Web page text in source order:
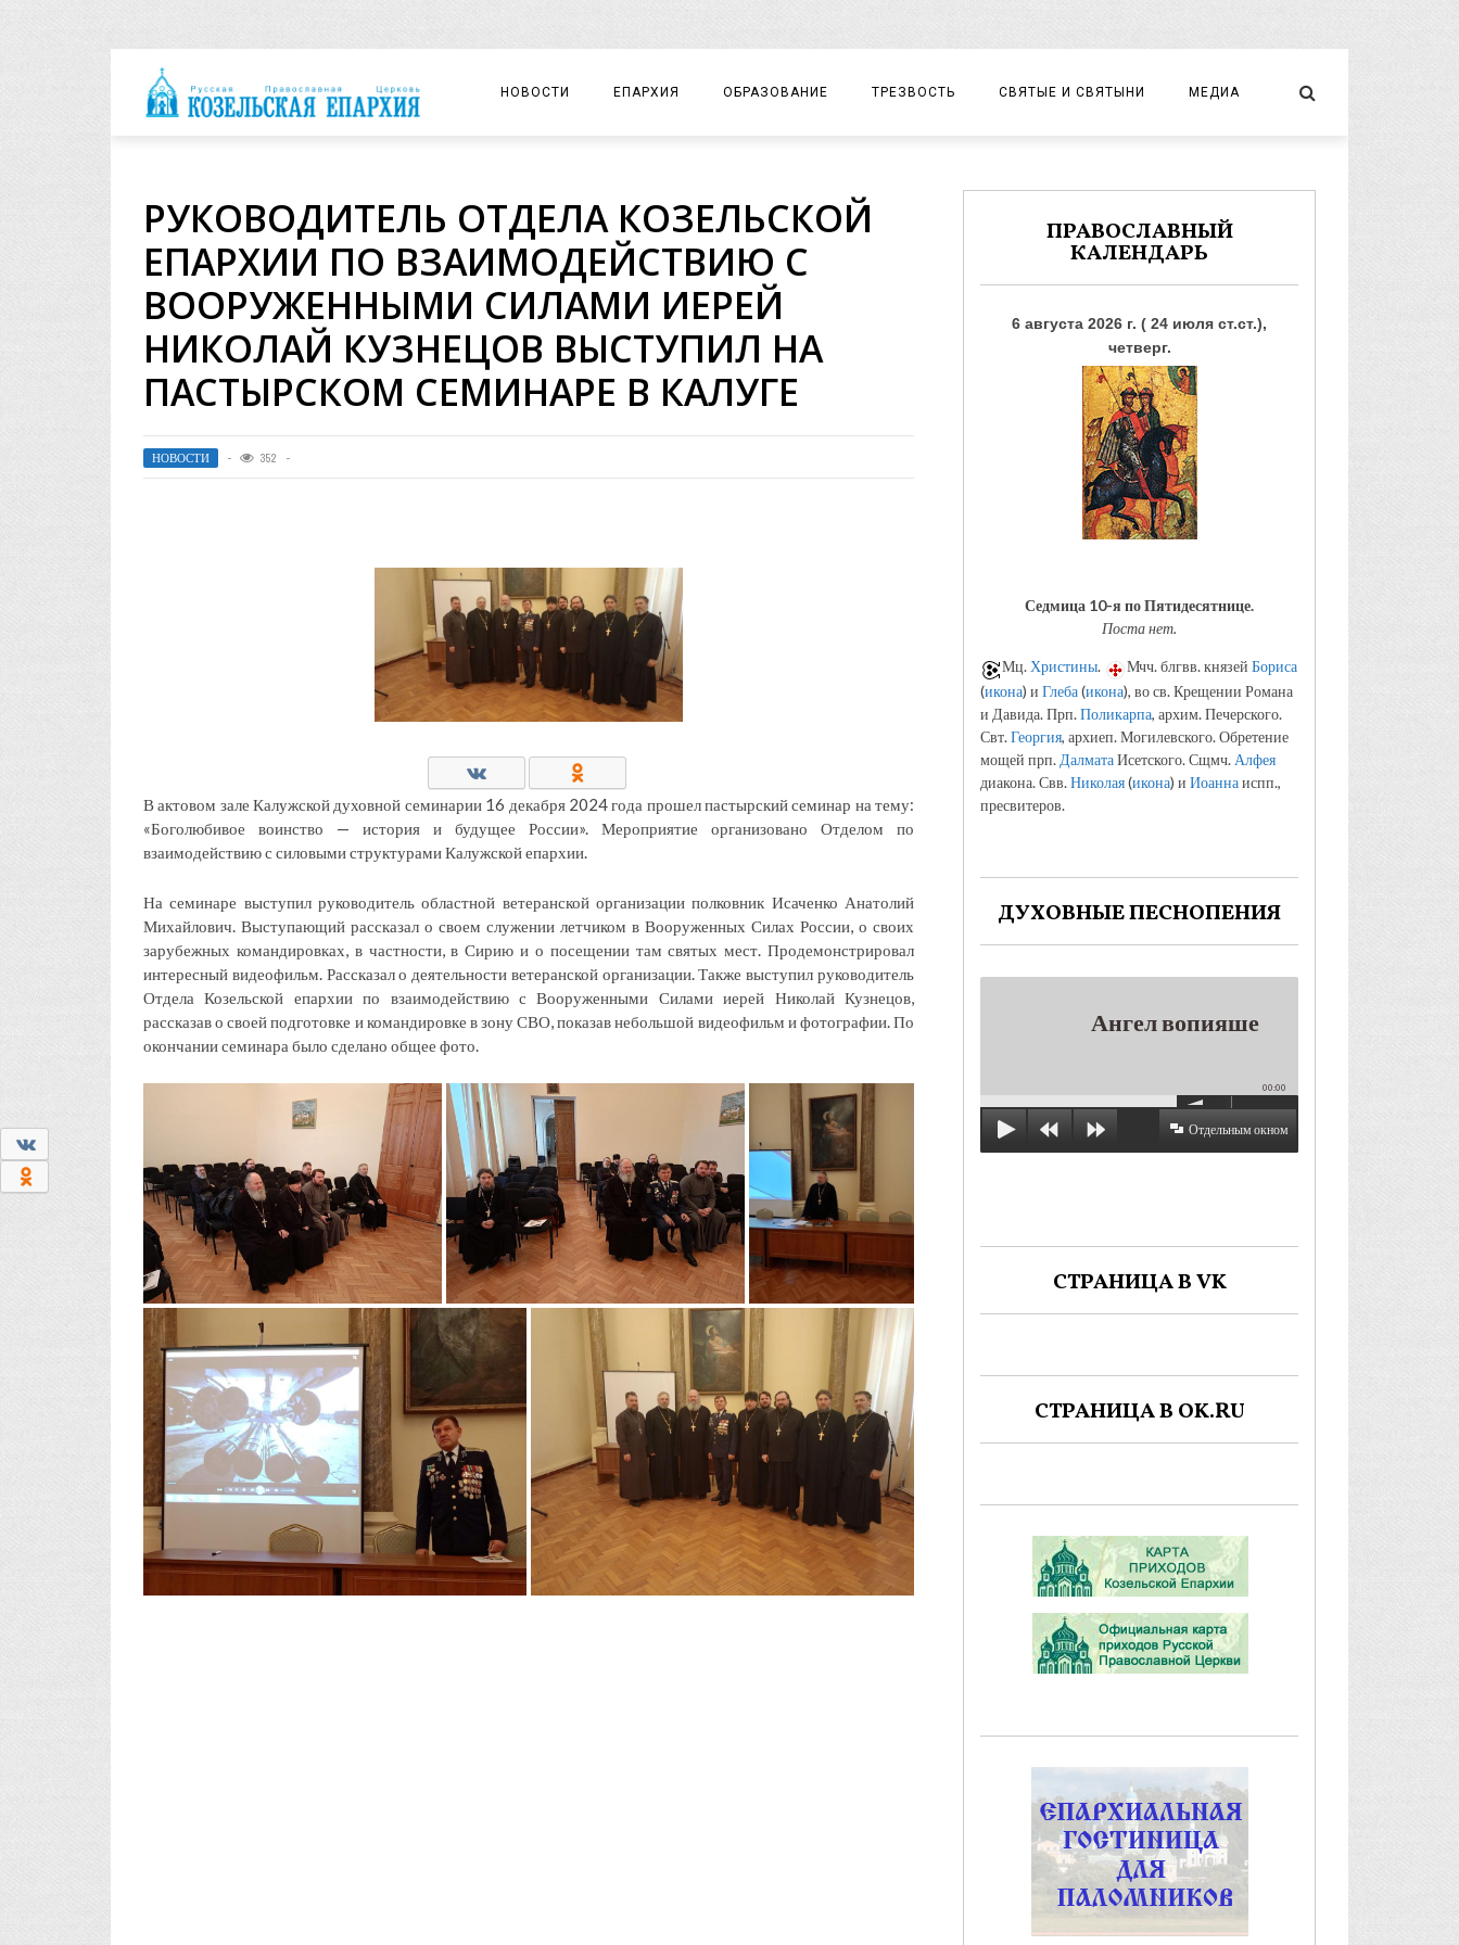
НОВОСТИ ЕПАРХИЯ
ЕПАРХИАЛЬНОЕ УПРАВЛЕНИЕ
ДОКУМЕНТЫ
ЕПАРХИАЛЬНЫЕ ОТДЕЛЫ
ДУХОВЕНСТВО
БЛАГОЧИНИЯ
ХРАМЫ И МОНАСТЫРИ
МАТЕРИАЛЫ
ОБРАЗОВАНИЕ
ЦЕНТР «ВОЗРОЖДЕНИЕ»
ДЕТСКИЙ ТУРИЗМ
ТРЕЗВОСТЬ СВЯТЫЕ И СВЯТЫНИ МЕДИА
ФОТО
РУКОВОДИТЕЛЬ ОТДЕЛА КОЗЕЛЬСКОЙ
ЕПАРХИИ ПО ВЗАИМОДЕЙСТВИЮ С
ВООРУЖЕННЫМИ СИЛАМИ ИЕРЕЙ
НИКОЛАЙ КУЗНЕЦОВ ВЫСТУПИЛ НА
ПАСТЫРСКОМ СЕМИНАРЕ В КАЛУГЕ
НОВОСТИ 352
В актовом зале Калужской духовной семинарии 16 декабря 2024 года прошел пастырский семинар на тему:
«Боголюбивое воинство — история и будущее России». Мероприятие организовано Отделом по
взаимодействию с силовыми структурами Калужской епархии.
На семинаре выступил руководитель областной ветеранской организации полковник Исаченко Анатолий
Михайлович. Выступающий рассказал о своем служении летчиком в Вооруженных Силах России, о своих
зарубежных командировках, в частности, в Сирию и о посещении там святых мест. Продемонстрировал
интересный видеофильм. Рассказал о деятельности ветеранской организации. Также выступил руководитель
Отдела Козельской епархии по взаимодействию с Вооруженными Силами иерей Николай Кузнецов,
рассказав о своей подготовке и командировке в зону СВО, показав небольшой видеофильм и фотографии. По
окончании семинара было сделано общее фото.
ПРАВОСЛАВНЫЙ
КАЛЕНДАРЬ
6 августа 2026 г. ( 24 июля ст.ст.),
четверг.
Седмица 10-я по Пятидесятнице.
Поста нет.
Мц. Христины. Мчч. блгвв. князей Бориса
(икона) и Глеба(икона), во св. Крещении Романа
и Давида. Прп.Поликарпа, архим. Печерского.
Свт.Георгия, архиеп. Могилевского. Обретение
мощей прп. ДалматаИсетского. Сщмч. Алфея
диакона. Свв.Николая(икона) и Иоаннаиспп.,
пресвитеров.
ДУХОВНЫЕ ПЕСНОПЕНИЯ
Ангел вопияше
00:00
Отдельным окном
СТРАНИЦА В VK
СТРАНИЦА В OK.RU